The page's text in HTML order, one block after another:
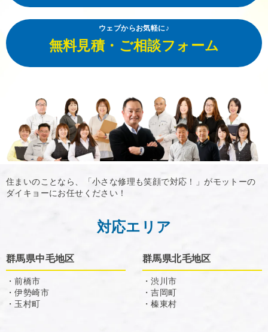
ウェブからお気軽に♪
無料見積・ご相談フォーム
住まいのことなら、「小さな修理も笑顔で対応！」がモットーの
ダイキョーにお任せください！
対応エリア
群馬県中毛地区
・前橋市
・伊勢崎市
・玉村町
群馬県北毛地区
・渋川市
・吉岡町
・榛東村